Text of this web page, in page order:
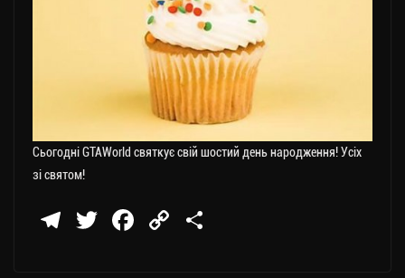
Сьогодні GTAWorld святкує свій шостий день народження! Усіх
зі святом!
Te
T
Fa
C